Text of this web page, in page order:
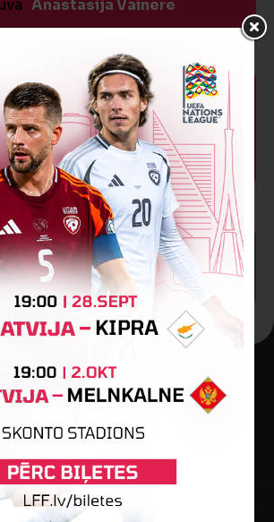
Anastasija Vainere
VĀĀĀĀRTI! 12:0
Marina Teļukeviča
BEIGUSIES!
ziņas